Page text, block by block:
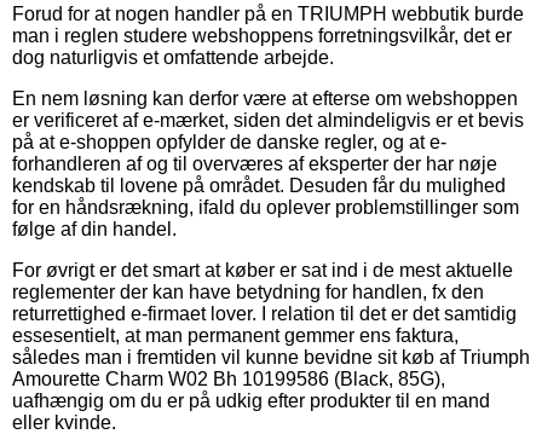
Forud for at nogen handler på en TRIUMPH webbutik burde
man i reglen studere webshoppens forretningsvilkår, det er
dog naturligvis et omfattende arbejde.
En nem løsning kan derfor være at efterse om webshoppen
er verificeret af e-mærket, siden det almindeligvis er et bevis
på at e-shoppen opfylder de danske regler, og at e-
forhandleren af og til overværes af eksperter der har nøje
kendskab til lovene på området. Desuden får du mulighed
for en håndsrækning, ifald du oplever problemstillinger som
følge af din handel.
For øvrigt er det smart at køber er sat ind i de mest aktuelle
reglementer der kan have betydning for handlen, fx den
returrettighed e-firmaet lover. I relation til det er det samtidig
essesentielt, at man permanent gemmer ens faktura,
således man i fremtiden vil kunne bevidne sit køb af Triumph
Amourette Charm W02 Bh 10199586 (Black, 85G),
uafhængig om du er på udkig efter produkter til en mand
eller kvinde.